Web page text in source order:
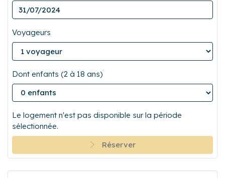
Voyageurs
Dont enfants (2 à 18 ans)
Le logement n'est pas disponible sur la période
sélectionnée.
Réserver